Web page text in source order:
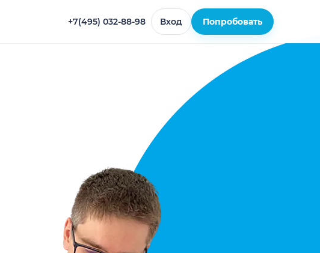
+7(495) 032-88-98 Вход Попробовать